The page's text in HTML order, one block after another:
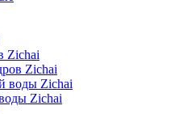
Zichai
Zichai
воды Zichai
Zichai